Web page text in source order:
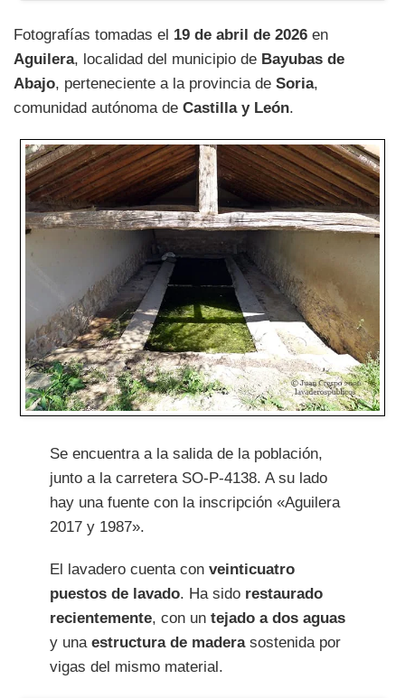
Fotografías tomadas el 19 de abril de 2026 en
Aguilera, localidad del municipio de Bayubas de
Abajo, perteneciente a la provincia de Soria,
comunidad autónoma de Castilla y León.
Se encuentra a la salida de la población,
junto a la carretera SO-P-4138. A su lado
hay una fuente con la inscripción «Aguilera
2017 y 1987».
El lavadero cuenta con veinticuatro
puestos de lavado. Ha sido restaurado
recientemente, con un tejado a dos aguas
y una estructura de maderasostenida por
vigas del mismo material.